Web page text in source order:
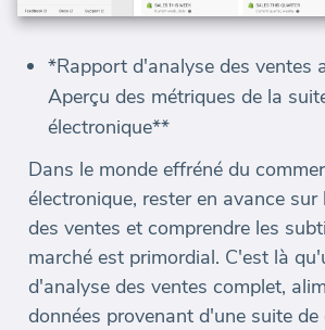
*Rapport d'analyse des ventes
Aperçu des métriques de la
électronique**
Dans le monde effréné du
électronique, rester en avance sur
des ventes et comprendre les
marché est primordial. C'est là
d'analyse des ventes complet,
données provenant d'une suite de